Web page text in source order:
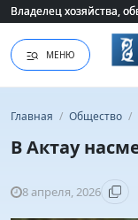
Владелец хозяйства,
Владелец хозяйства,
МЕНЮ
Главная / Общество /
В Актау
8 апреля, 2026